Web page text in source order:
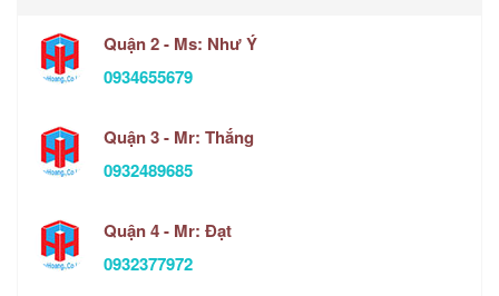
Quận 2 - Ms: Như Ý
0934655679
Quận 3 - Mr: Thắng
0932489685
Quận 4 - Mr: Đạt
0932377972